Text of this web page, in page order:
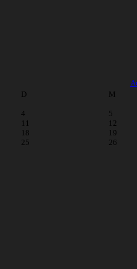
D M
4 5
11 12
18 19
25 26